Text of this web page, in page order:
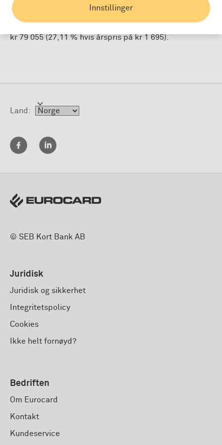
kr 70 000 over 12 måneder er fra 21,25 % til 27,11 %.
kr 79 055 (27,11 % hvis årspris på kr 1 695).
Innstillinger
Land:
© SEB Kort Bank AB
Juridisk
Juridisk og sikkerhet
Integritetspolicy
Cookies
Ikke helt fornøyd?
Bedriften
Om Eurocard
Kontakt
Kundeservice